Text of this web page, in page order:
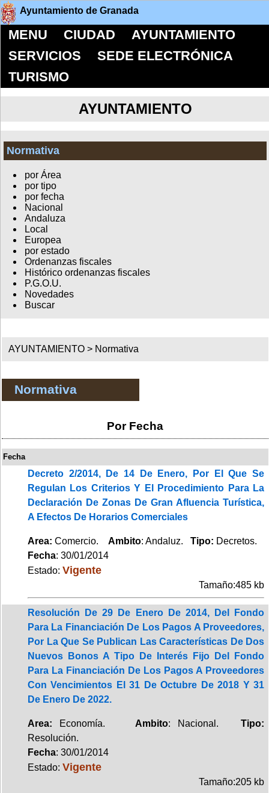
Ayuntamiento de Granada
MENU CIUDAD
AYUNTAMIENTO
SERVICIOS
SEDE ELECTRÓNICA
TURISMO
AYUNTAMIENTO
Normativa
por Área
por tipo
por fecha
Nacional
Andaluza
Local
Europea
por estado
Ordenanzas fiscales
Histórico ordenanzas fiscales
P.G.O.U.
Novedades
Buscar
AYUNTAMIENTO > Normativa
Normativa
Por Fecha
Fecha
Decreto 2/2014, De 14 De Enero, Por El Que Se
Regulan Los Criterios Y El Procedimiento Para La
Declaración De Zonas De Gran Afluencia Turística,
A Efectos De Horarios Comerciales
Area: Comercio. Ambito: Andaluz. Tipo: Decretos.
Fecha: 30/01/2014
Estado: Vigente
Tamaño:485 kb
Resolución De 29 De Enero De 2014, Del Fondo
Para La Financiación De Los Pagos A Proveedores,
Por La Que Se Publican Las Características De Dos
Nuevos Bonos A Tipo De Interés Fijo Del Fondo
Para La Financiación De Los Pagos A Proveedores
Con Vencimientos El 31 De Octubre De 2018 Y 31
De Enero De 2022.
Area: Economía. Ambito: Nacional.Tipo:
Resolución.
Fecha: 30/01/2014
Estado: Vigente
Tamaño:205 kb